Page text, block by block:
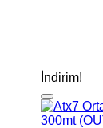
İndirim!